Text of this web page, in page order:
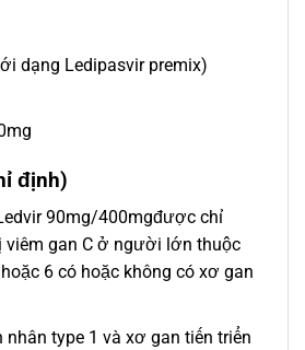
dạng Ledipasvir premix)
định)
90mg/400mgđược chỉ
viêm gan C ở người lớn thuộc
6 có hoặc không có xơ gan
type 1 và xơ gan tiến triển